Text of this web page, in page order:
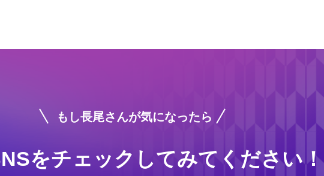
もし長尾さんが気になったら
をチェック してみてください！